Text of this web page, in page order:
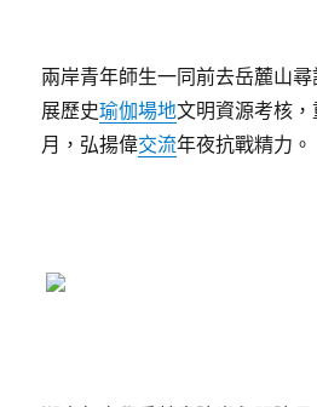
兩岸青年師生一同前去岳麓山
展歷史瑜伽場地文明資源考核
月，弘揚偉交流年夜抗戰精力。